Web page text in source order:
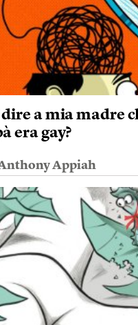
a mia madre
era gay?
Appiah